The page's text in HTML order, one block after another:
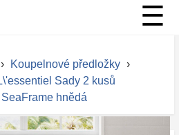
☰
› Koupelnové předložky ›
Sady 2 kusů
hnědá